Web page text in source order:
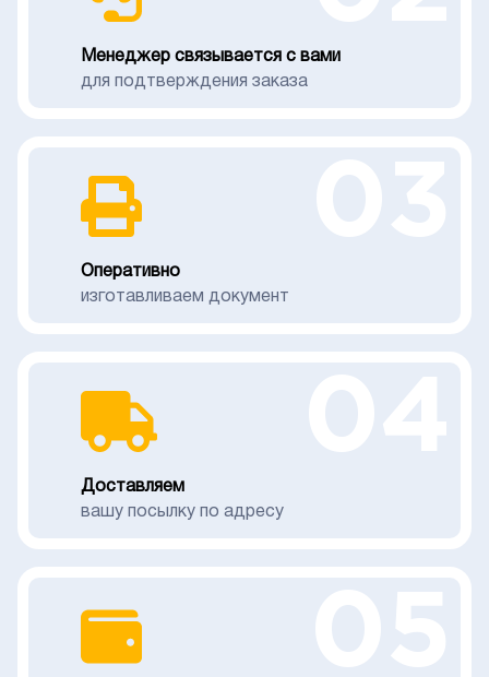
Менеджер связывается с вами
для подтверждения заказа
Оперативно
изготавливаем документ
Доставляем
вашу посылку по адресу